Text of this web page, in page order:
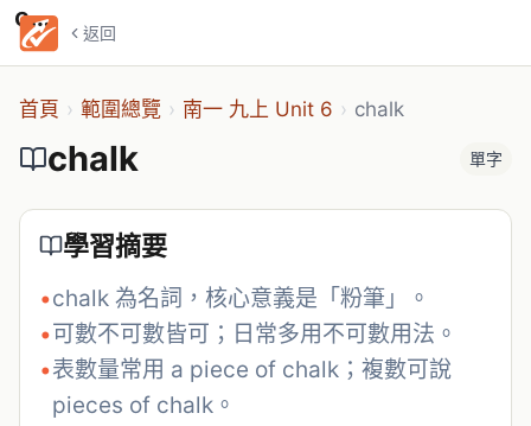
返回
chalk
首頁 › 範圍總覽 › 南一 九上 Unit 6 › chalk
chalk 單字
學習摘要
•chalk 為名詞，核心意義是「粉筆」。
•可數不可數皆可；日常多用不可數用法。
•表數量常用 a piece of chalk；複數可說
pieces of chalk。